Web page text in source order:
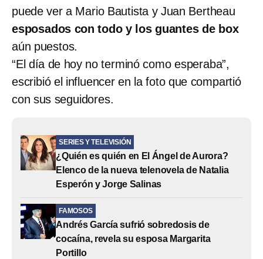
puede ver a Mario Bautista y Juan Bertheau
esposados con todo y los guantes de box
aún puestos.
“El día de hoy no terminó como esperaba”,
escribió el influencer en la foto que compartió
con sus seguidores.
SERIES Y TELEVISIÓN
¿Quién es quién en El Ángel de Aurora?
Elenco de la nueva telenovela de Natalia
Esperón y Jorge Salinas
FAMOSOS
Andrés García sufrió sobredosis de
cocaína, revela su esposa Margarita
Portillo